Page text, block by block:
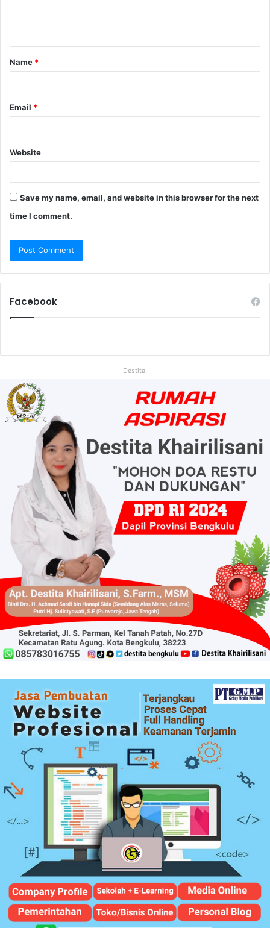
Name *
Email *
Website
Save my name, email, and website in this browser for the next
time I comment.
Facebook
Destita.